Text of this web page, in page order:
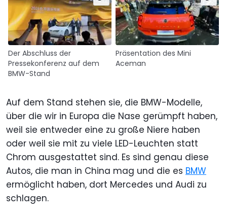
Der Abschluss der
Pressekonferenz auf dem
BMW-Stand
Präsentation des Mini
Aceman
Auf dem Stand stehen sie, die BMW-Modelle,
über die wir in Europa die Nase gerümpft haben,
weil sie entweder eine zu große Niere haben
oder weil sie mit zu viele LED-Leuchten statt
Chrom ausgestattet sind. Es sind genau diese
Autos, die man in China mag und die es BMW
ermöglicht haben, dort Mercedes und Audi zu
schlagen.